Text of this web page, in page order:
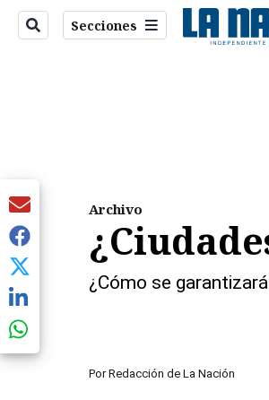
Secciones
Archivo
¿Cómo se
Por Redacción de La Nación